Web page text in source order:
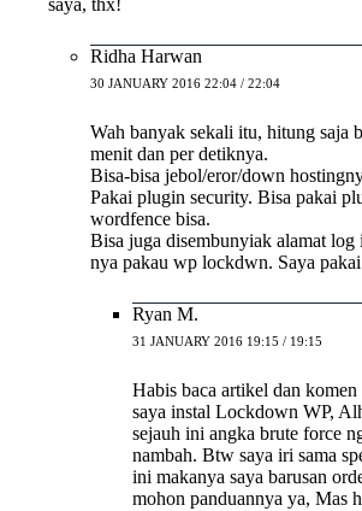
saya, thx!
Ridha Harwan
30 JANUARY 2016 22:04 / 22:04
Wah banyak sekali itu, hitung saja
menit dan per detiknya.
Bisa-bisa jebol/eror/down
Pakai plugin security. Bisa pakai
wordfence bisa.
Bisa juga disembunyiak alamat log
nya pakau wp lockdwn. Saya
Ryan M.
31 JANUARY 2016 19:15 / 19:15
Habis baca artikel dan
saya instal Lockdown WP,
sejauh ini angka brute force
nambah. Btw saya iri sama
ini makanya saya barusan
mohon panduannya ya, Mas